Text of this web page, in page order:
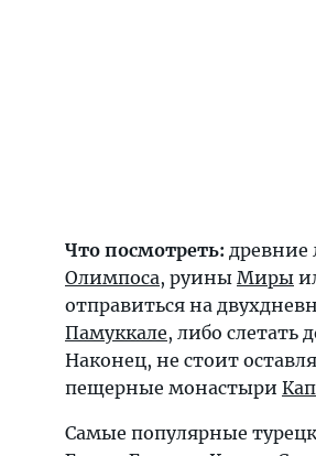
Что посмотреть: древние
Олимпоса, руины Миры
отправиться на
Памуккале, либо слетать
Наконец, не стоит
пещерные монастыри
Самые популярные